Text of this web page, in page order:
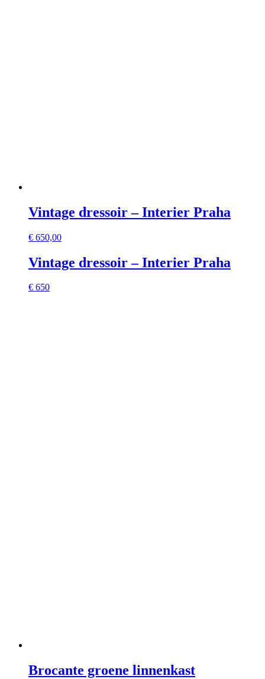
Vintage dressoir – Interier Praha
€ 650,00
Vintage dressoir – Interier Praha
€ 650
Brocante groene linnenkast